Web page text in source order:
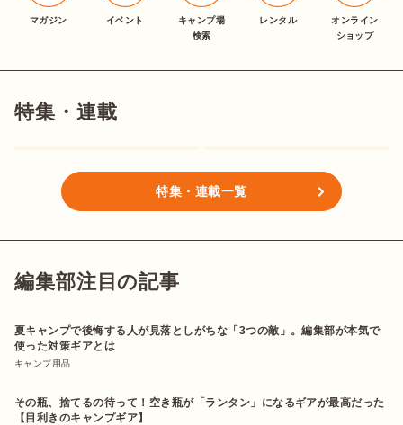
マガジン イベント
キャンプ場
検索
レンタル
オンライン
ショップ
特集・連載
特集・連載一覧
編集部注目の記事
夏キャンプで後悔する人が見落としがちな「3つの敵」。編集部が本気で
使った対策ギアとは
キャンプ用品
その瓶、捨てるの待って！空き瓶が「ランタン」になるギアが最高だった
【目利きのキャンプギア】